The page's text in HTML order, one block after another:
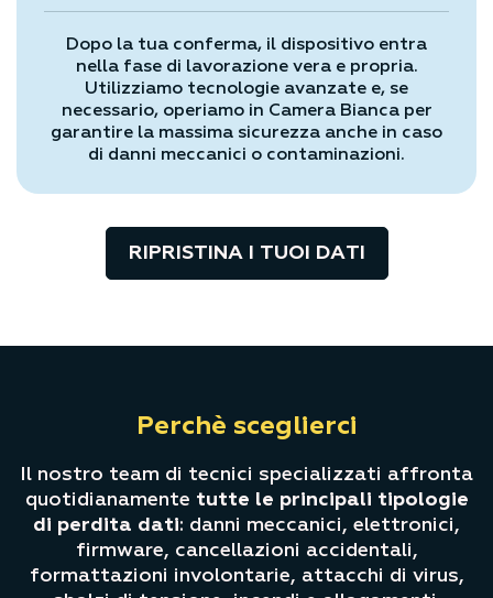
Dopo la tua conferma, il dispositivo entra
nella fase di lavorazione vera e propria.
Utilizziamo tecnologie avanzate e, se
necessario, operiamo in Camera Bianca per
garantire la massima sicurezza anche in caso
di danni meccanici o contaminazioni.
RIPRISTINA I TUOI DATI
Perchè sceglierci
Il nostro team di tecnici specializzati affronta
quotidianamente tutte le principali tipologie
di perdita dati: danni meccanici, elettronici,
firmware, cancellazioni accidentali,
formattazioni involontarie, attacchi di virus,